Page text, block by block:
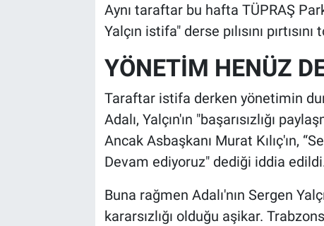
Aynı taraftar bu hafta TÜPRAŞ
Yalçın istifa" derse pılısını
YÖNETİM HENÜZ
Taraftar istifa derken yönetimin
Adalı, Yalçın'ın "başarısızlığı
Ancak Asbaşkanı Murat Kılıç'ın,
Devam ediyoruz" dediği iddia
Buna rağmen Adalı'nın Sergen
kararsızlığı olduğu aşikar.